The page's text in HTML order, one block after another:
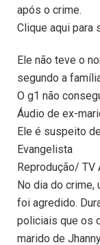
após o crime.
Clique aqui para
Ele não teve o
segundo a
O g1 não
Áudio de ex-
Ele é suspeito
Evangelista
Reprodução/ TV
No dia do crime,
foi agredido.
policiais que os
marido de